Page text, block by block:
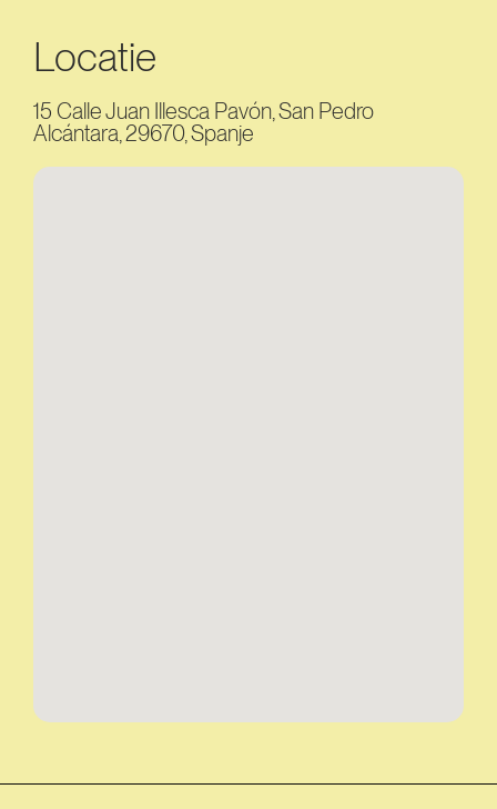
Locatie
15 Calle Juan Illesca Pavón, San Pedro
Alcántara, 29670, Spanje